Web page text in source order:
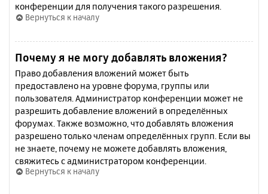
конференции для получения такого разрешения.
Вернуться к началу
Почему я не могу добавлять вложения?
Право добавления вложений может быть
предоставлено на уровне форума, группы или
пользователя. Администратор конференции может не
разрешить добавление вложений в определённых
форумах. Также возможно, что добавлять вложения
разрешено только членам определённых групп. Если вы
не знаете, почему не можете добавлять вложения,
свяжитесь с администратором конференции.
Вернуться к началу